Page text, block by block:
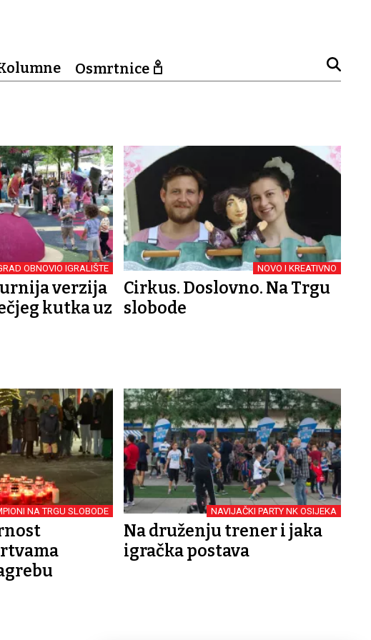
Osmrtnice
OBNOVIO IGRALIŠTE
verzija
kutka uz
NOVO I KREATIVNO
Cirkus. Doslovno. Na Trgu
slobode
NA TRGU SLOBODE NAVIJAČKI PARTY NK OSIJEKA
Na druženju trener i jaka
igračka postava